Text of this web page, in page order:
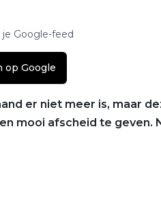
Google-feed
op Google
er niet meer is, maar
mooi afscheid te